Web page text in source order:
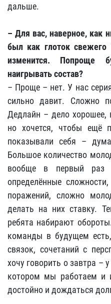
дальше.
– Для вас, наверное, как
был как глоток свежего
изменится. Попроще
наигрывать состав?
– Проще – нет. У нас
сильно давит. Сложно
Дедлайн – дело хорошее,
но хочется, чтобы ещё
показывали себя –
Большое количество
вообще в первый раз
определённые
поражений, сложно
делать на них ставку.
ребята набирают
команды в будущем
связок, сочетаний с
хочу говорить о завтра –
котором мы работаем и
достойно и дождаться